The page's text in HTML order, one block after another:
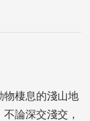
物棲息的淺山地
論深交淺交，